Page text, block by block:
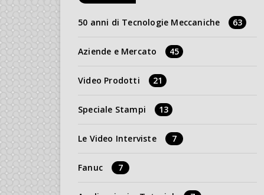
50 anni di Tecnologie Meccaniche 63
Aziende e Mercato 45
Video Prodotti 21
Speciale Stampi 13
Le Video Interviste 7
Fanuc 7